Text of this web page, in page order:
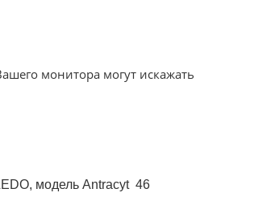
монитора могут искажать
модель Antracyt 46